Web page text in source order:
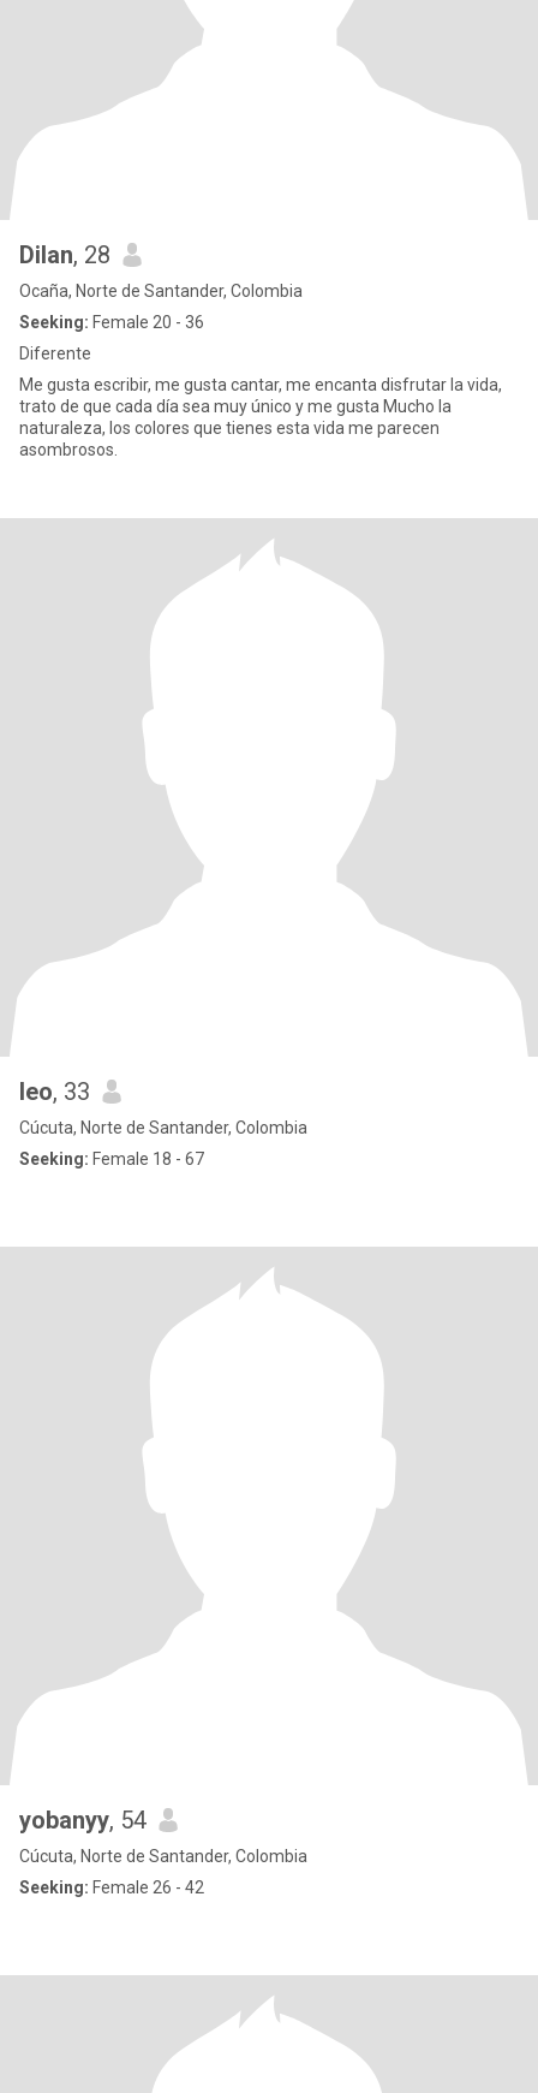
Dilan, 28
Ocaña, Norte de Santander, Colombia
Seeking: Female 20 - 36
Diferente
Me gusta escribir, me gusta cantar, me encanta disfrutar la vida,
trato de que cada día sea muy único y me gusta Mucho la
naturaleza, los colores que tienes esta vida me parecen
asombrosos.
leo, 33
Cúcuta, Norte de Santander, Colombia
Seeking: Female 18 - 67
yobanyy, 54
Cúcuta, Norte de Santander, Colombia
Seeking: Female 26 - 42